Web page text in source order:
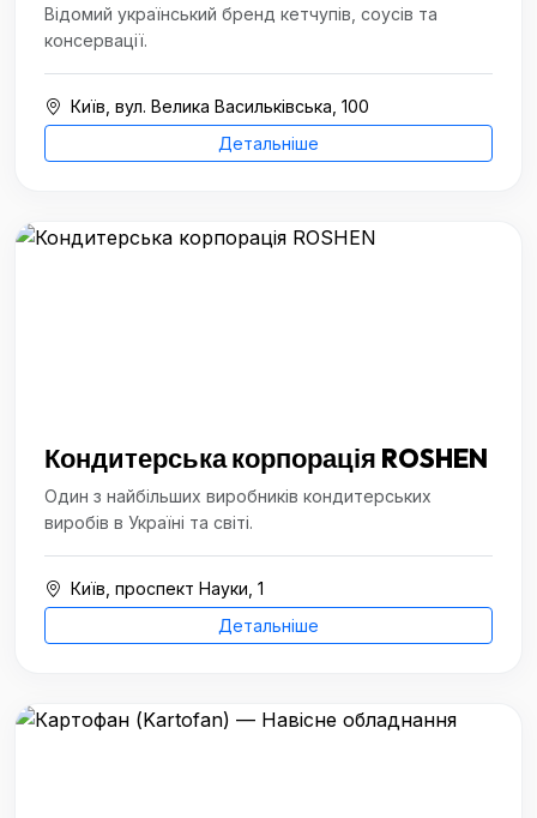
Відомий український бренд кетчупів, соусів та
консервації.
Київ, вул. Велика Васильківська, 100
Детальніше
Кондитерська корпорація ROSHEN
Один з найбільших виробників кондитерських
виробів в Україні та світі.
Київ, проспект Науки, 1
Детальніше